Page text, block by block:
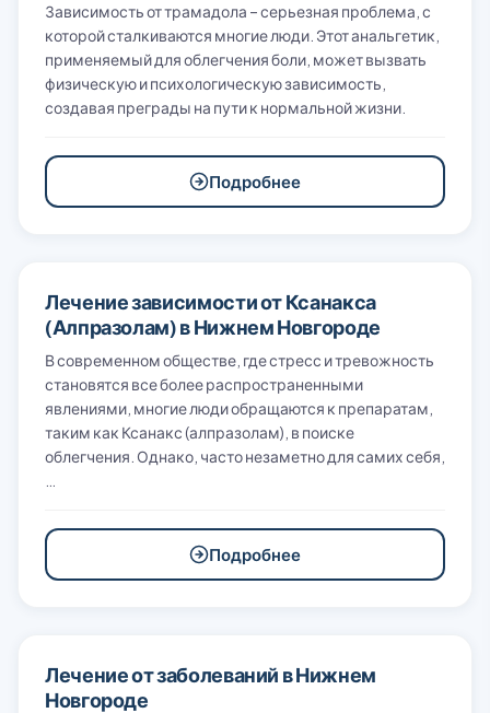
Зависимость от трамадола – серьезная проблема, с
которой сталкиваются многие люди. Этот анальгетик,
применяемый для облегчения боли, может вызвать
физическую и психологическую зависимость,
создавая преграды на пути к нормальной жизни.
Подробнее
Лечение зависимости от Ксанакса
(Алпразолам) в Нижнем Новгороде
В современном обществе, где стресс и тревожность
становятся все более распространенными
явлениями, многие люди обращаются к препаратам,
таким как Ксанакс (алпразолам), в поиске
облегчения. Однако, часто незаметно для самих себя,
Подробнее
Лечение от заболеваний в Нижнем
Новгороде